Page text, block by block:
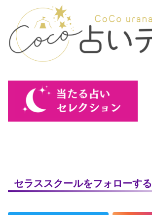
セラススクールをフォローする